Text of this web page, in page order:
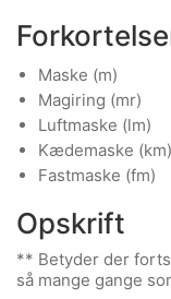
Maske (m)
Magiring (mr)
Luftmaske (lm)
Kædemaske (km)
Fastmaske (fm)
Opskrift
** Betyder der
så mange gange